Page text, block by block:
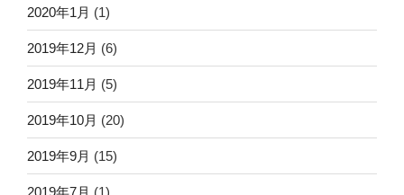
2020年1月 (1)
2019年12月 (6)
2019年11月 (5)
2019年10月 (20)
2019年9月 (15)
2019年7月 (1)